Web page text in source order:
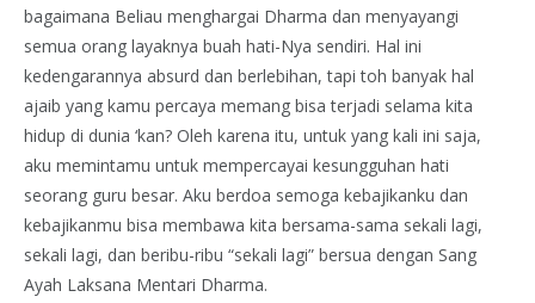
bagaimana Beliau menghargai Dharma dan menyayangi
semua orang layaknya buah hati-Nya sendiri. Hal ini
kedengarannya absurd dan berlebihan, tapi toh banyak hal
ajaib yang kamu percaya memang bisa terjadi selama kita
hidup di dunia ‘kan? Oleh karena itu, untuk yang kali ini saja,
aku memintamu untuk mempercayai kesungguhan hati
seorang guru besar. Aku berdoa semoga kebajikanku dan
kebajikanmu bisa membawa kita bersama-sama sekali lagi,
sekali lagi, dan beribu-ribu “sekali lagi” bersua dengan Sang
Ayah Laksana Mentari Dharma.